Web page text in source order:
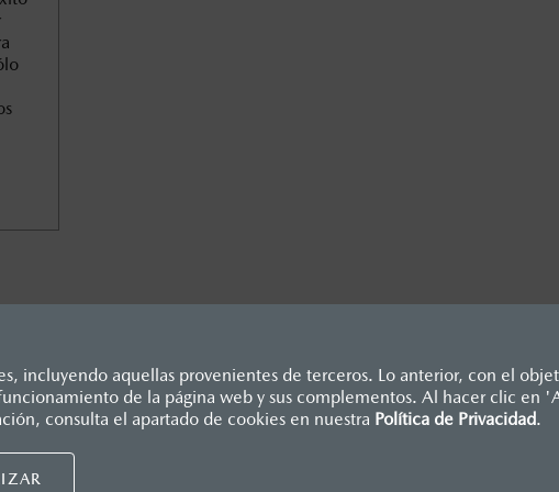
incluyendo aquellas provenientes de terceros. Lo anterior, con el
de la página web y sus complementos. Al hacer clic en
consulta el apartado de cookies en nuestra Política de Privacidad.
en esta página son al menudeo, sugeridos por el fabricante, en
e I.S.A.N., y pueden cambiar sin previo aviso, no incluyen: tenencias,
de México, se reserva el derecho de modificar las especificaciones y